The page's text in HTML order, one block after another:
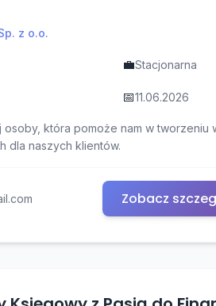
z o.o.
💼Stacjonarna
📅11.06.2026
osoby, która pomoże nam w
dla naszych klientów.
Zobacz